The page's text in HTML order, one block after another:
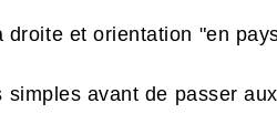
et orientation "en
avant de passer